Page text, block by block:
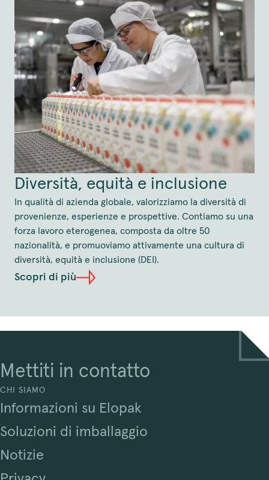
Diversità, equità e inclusione
In qualità di azienda globale, valorizziamo la diversità di
provenienze, esperienze e prospettive. Contiamo su una
forza lavoro eterogenea, composta da oltre 50
nazionalità, e promuoviamo attivamente una cultura di
diversità, equità e inclusione (DEI).
Scopri di più
Mettiti in contatto
CHI SIAMO
Informazioni su Elopak
Soluzioni di imballaggio
Notizie